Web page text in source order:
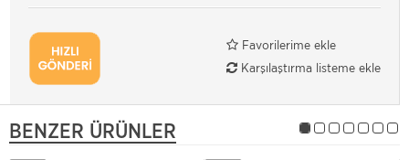
Favorilerime ekle
Karşılaştırma listeme ekle
BENZER ÜRÜNLER